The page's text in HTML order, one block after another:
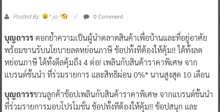
Posted By: ^ jo ^ 0 Comment
บุญถาวรตอกย้ำความเป็นผู้นำตลาดสินค้าเพื่อบ้านและที่อยู่อาศัย
พร้อมขานรับนโยบายลดหย่อนภาษี ช้อปทั้งทีต้องให้คุ้ม!! ได้ทั้งลด
หย่อนภาษี ได้ทั้งดีลคุ้มถึง 4 ต่อ! เพลินกับสินค้าราคาพิเศษ จาก
แบรนด์ชั้นนำ ที่ร่วมรายการ และสิทธิผ่อน 0%* นานสูงสุด 10 เดือน
บุญถาวรชวนลูกค้าช้อปเพลินกับสินค้าราคาพิเศษ จากแบรนด์ชั้นนำ
ที่ร่วมรายการมอบโปรโมชั่น ช้อปทั้งทีต้องให้คุ้ม!! ช้อปสนุก และ